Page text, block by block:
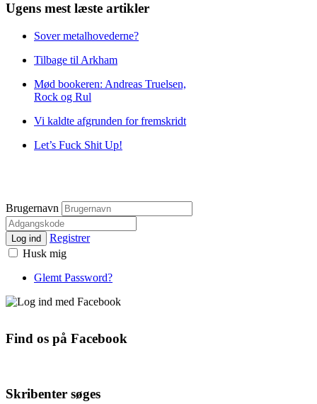
Ugens mest læste artikler
Sover metalhovederne?
Tilbage til Arkham
Mød bookeren: Andreas Truelsen,
Rock og Rul
Vi kaldte afgrunden for fremskridt
Let’s Fuck Shit Up!
Brugernavn
Log ind
Registrer
Husk mig
Glemt Password?
Find os på Facebook
Skribenter søges